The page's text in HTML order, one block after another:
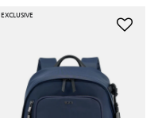
EXCLUSIVE